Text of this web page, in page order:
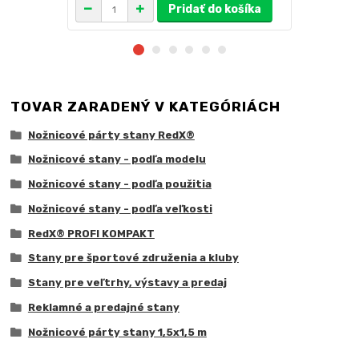
Pridať do košíka
TOVAR ZARADENÝ V KATEGÓRIÁCH
Nožnicové párty stany RedX®
Nožnicové stany - podľa modelu
Nožnicové stany - podľa použitia
Nožnicové stany - podľa veľkosti
RedX® PROFI KOMPAKT
Stany pre športové združenia a kluby
Stany pre veľtrhy, výstavy a predaj
Reklamné a predajné stany
Nožnicové párty stany 1,5x1,5 m